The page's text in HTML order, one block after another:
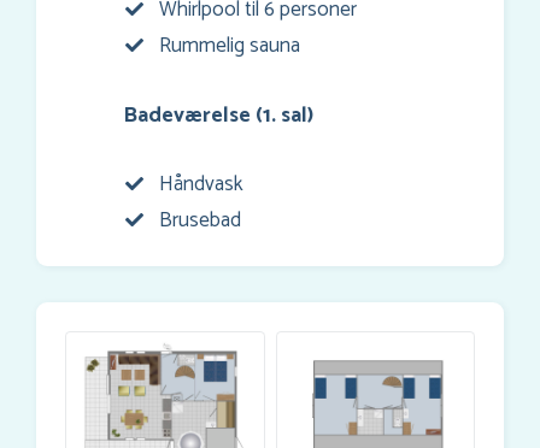
Whirlpool til 6 personer
Rummelig sauna
Badeværelse (1. sal)
Håndvask
Brusebad